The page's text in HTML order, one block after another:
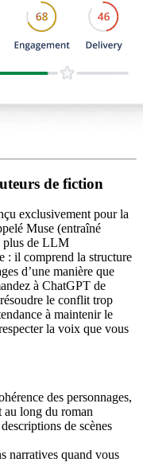
de fiction
exclusivement pour la
Muse (entraîné
plus de LLM
: il comprend la structure
d’une manière que
à ChatGPT de
le conflit trop
à maintenir le
la voix que vous
des personnages,
au long du roman
de scènes
narratives quand vous